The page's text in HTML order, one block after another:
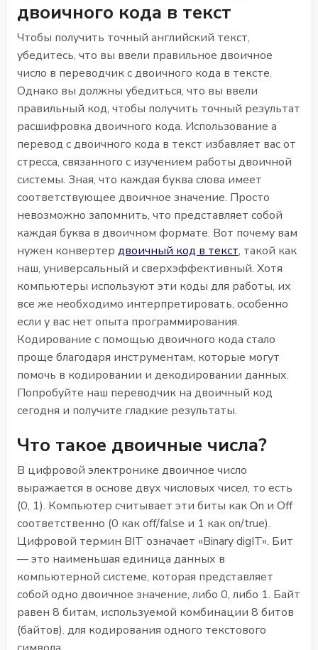
двоичного кода в текст
Чтобы получить точный английский текст,
убедитесь, что вы ввели правильное двоичное
число в переводчик с двоичного кода в тексте.
Однако вы должны убедиться, что вы ввели
правильный код, чтобы получить точный результат
расшифровка двоичного кода. Использование a
перевод с двоичного кода в текст избавляет вас от
стресса, связанного с изучением работы двоичной
системы. Зная, что каждая буква слова имеет
соответствующее двоичное значение. Просто
невозможно запомнить, что представляет собой
каждая буква в двоичном формате. Вот почему вам
нужен конвертер двоичный код в текст, такой как
наш, универсальный и сверхэффективный. Хотя
компьютеры используют эти коды для работы, их
все же необходимо интерпретировать, особенно
если у вас нет опыта программирования.
Кодирование с помощью двоичного кода стало
проще благодаря инструментам, которые могут
помочь в кодировании и декодировании данных.
Попробуйте наш переводчик на двоичный код
сегодня и получите гладкие результаты.
Что такое двоичные числа?
В цифровой электронике двоичное число
выражается в основе двух числовых чисел, то есть
(0, 1). Компьютер считывает эти биты как On и Off
соответственно (0 как off/false и 1 как on/true).
Цифровой термин BIT означает «Binary digIT». Бит
— это наименьшая единица данных в
компьютерной системе, которая представляет
собой одно двоичное значение, либо 0, либо 1. Байт
равен 8 битам, используемой комбинации 8 битов
(байтов). для кодирования одного текстового